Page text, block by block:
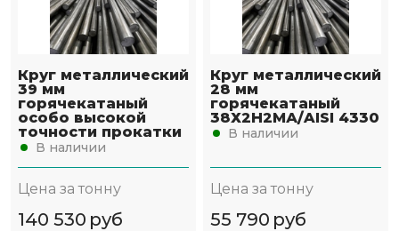
Круг металлический
39 мм
горячекатаный
особо высокой
точности прокатки
В наличии
Цена за тонну
140 530 руб
Круг металлический
28 мм
горячекатаный
38Х2Н2МА/AISI 4330
В наличии
Цена за тонну
55 790 руб